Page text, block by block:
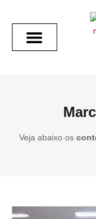
Veja abaixo os